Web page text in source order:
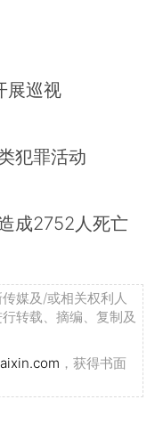
展巡视
犯罪活动
成2752人死亡
媒及/或相关权利人
转载、摘编、复制及
，获得书面